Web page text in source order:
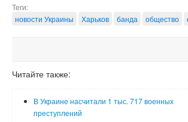
Теги:
новости Украины
Харьков банда общество
Читайте также:
В Украине насчитали 1 тыс. 717 военных
преступлений